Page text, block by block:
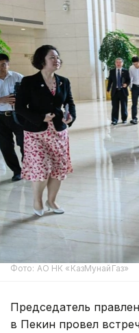
Фото: АО НК «КазМунайГаз»
Председатель
в Пекин провел